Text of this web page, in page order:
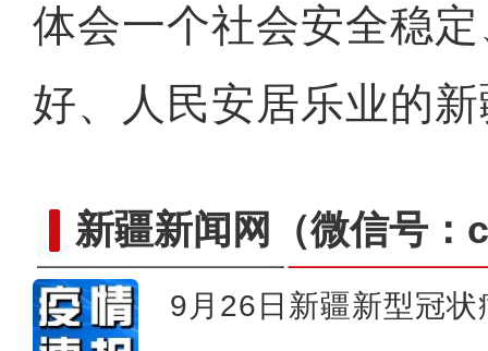
体会一个社会安全稳
好、人民安居乐业的
新疆新闻网 （微信号
9月26日新疆新型冠